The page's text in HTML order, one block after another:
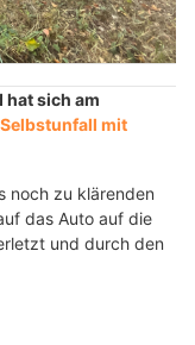
hat sich am
Selbstunfall mit
noch zu klärenden
das Auto auf die
und durch den